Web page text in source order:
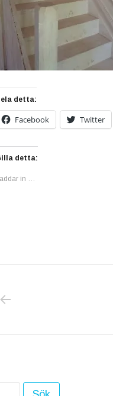
detta:
Facebook Twitter
detta:
in …